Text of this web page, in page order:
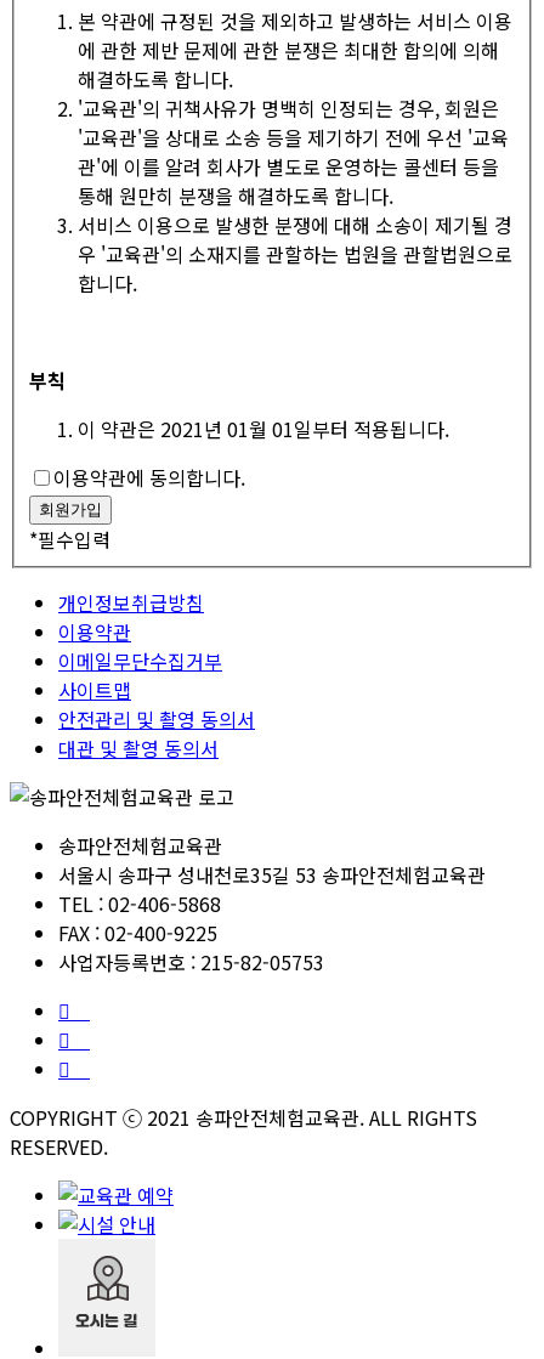
본 약관에 규정된 것을 제외하고 발생하는 서비스 이용
에 관한 제반 문제에 관한 분쟁은 최대한 합의에 의해
해결하도록 합니다.
'교육관'의 귀책사유가 명백히 인정되는 경우, 회원은
'교육관'을 상대로 소송 등을 제기하기 전에 우선 '교육
관'에 이를 알려 회사가 별도로 운영하는 콜센터 등을
통해 원만히 분쟁을 해결하도록 합니다.
서비스 이용으로 발생한 분쟁에 대해 소송이 제기될 경
우 '교육관'의 소재지를 관할하는 법원을 관할법원으로
합니다.
부칙
이 약관은 2021년 01월 01일부터 적용됩니다.
이용약관에 동의합니다.
*필수입력
개인정보취급방침
이용약관
이메일무단수집거부
사이트맵
안전관리 및 촬영 동의서
대관 및 촬영 동의서
송파안전체험교육관
서울시 송파구 성내천로35길 53 송파안전체험교육관
TEL : 02-406-5868
FAX : 02-400-9225
사업자등록번호 : 215-82-05753
COPYRIGHT ⓒ 2021 송파안전체험교육관. ALL RIGHTS
RESERVED.